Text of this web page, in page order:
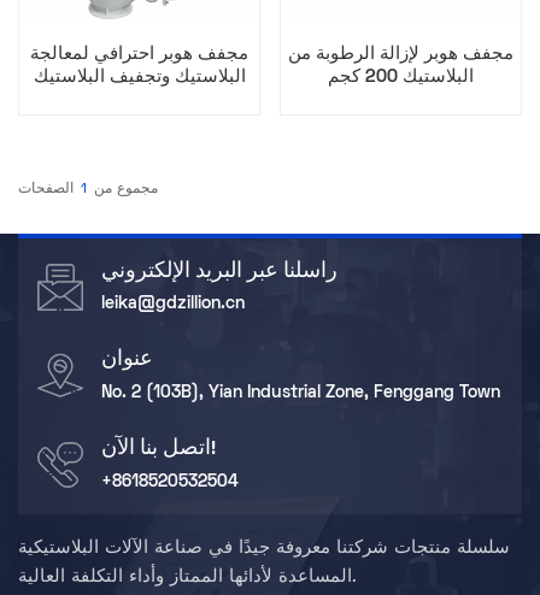
مجفف هوبر احترافي لمعالجة
البلاستيك وتجفيف البلاستيك
مجفف هوبر لإزالة الرطوبة من
البلاستيك 200 كجم
مجموع من 1 الصفحات
راسلنا عبر البريد الإلكتروني
leika@gdzillion.cn
عنوان
No. 2 (103B), Yian Industrial Zone, Fenggang Town
اتصل بنا الآن!
+8618520532504
سلسلة منتجات شركتنا معروفة جيدًا في صناعة الآلات البلاستيكية
المساعدة لأدائها الممتاز وأداء التكلفة العالية.